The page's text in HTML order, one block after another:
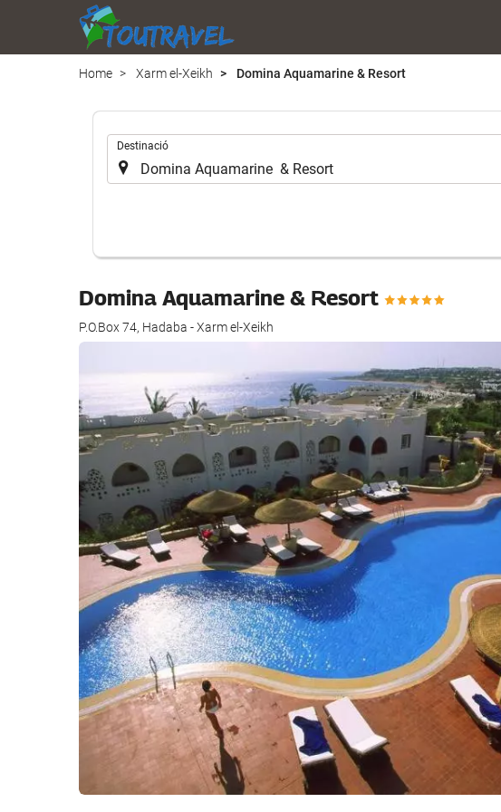
Home Xarm el-Xeikh Domina Aquamarine & Resort
Destinació
Domina Aquamarine & Resort
P.O.Box 74, Hadaba - Xarm el-Xeikh